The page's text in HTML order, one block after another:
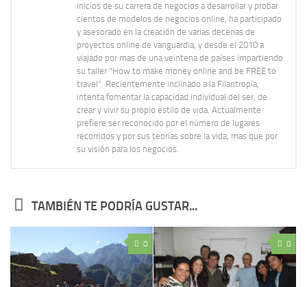
inicios de su carrera de negocios a desarrollar y probar
cientos de modelos de negocios online, ha participado
y asesorado en la creación de varias decenas de
proyectos online de vanguardia, y desde el 2010 a
viajado por mas de una veintena de países impartiendo
su taller "How to make money online and be FREE to
travel". Recientemente inclinado a la Filantropía,
intenta fomentar la capacidad individual del ser, de
crear y vivir su propio estilo de vida. Actualmente
prefiere ser reconocido por el número de lugares
recorridos y por sus teorías sobre la vida, mas que por
su visión para los negocios.
TAMBIÉN TE PODRÍA GUSTAR...
0 0